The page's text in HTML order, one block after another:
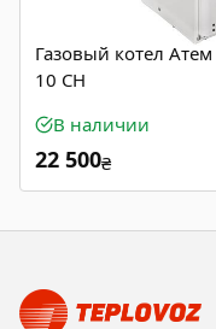
Газовый котел
10 СН
В наличии
22 500₴